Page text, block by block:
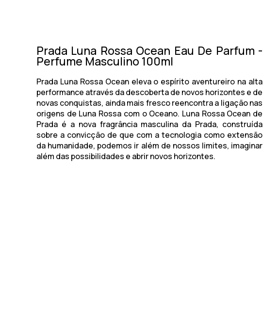
Prada Luna Rossa Ocean Eau De Parfum -
Perfume Masculino 100ml
Prada Luna Rossa Oceaneleva o espírito aventureiro na alta
performance através da descoberta de novos horizontes e de
novas conquistas, ainda mais fresco reencontra a ligação nas
origens de Luna Rossa com o Oceano. Luna Rossa Ocean de
Prada é a nova fragrância masculina da Prada, construída
sobre a convicção de que com a tecnologia como extensão
da humanidade, podemos ir além de nossos limites, imaginar
além das possibilidades e abrir novos horizontes.